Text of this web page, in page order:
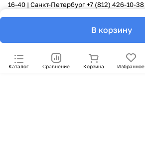
В корзину
Каталог Сравнение Корзина Избранное
16-40 | Санкт-Петербург+7 (812) 426-10-38